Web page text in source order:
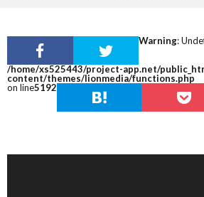
Warning:
/home/xs525443/project-app.net/
content/themes/lionmedia/functions.php
on line5192